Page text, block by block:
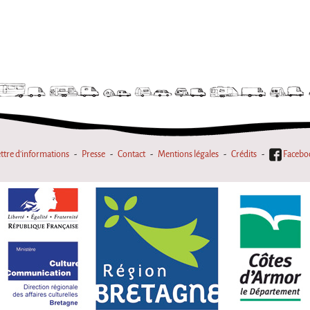
d'informations Presse Contact Mentions légales Crédits